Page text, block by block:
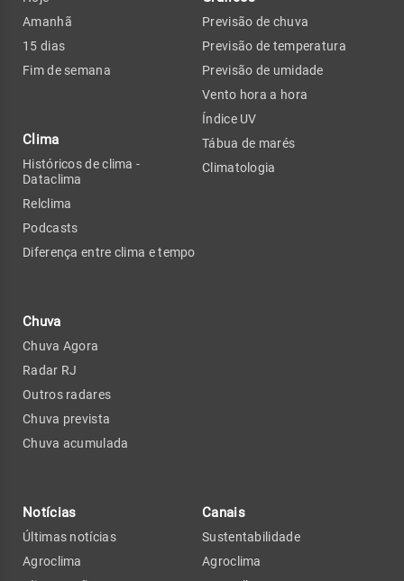
Amanhã
15 dias
Fim de semana
Clima
Históricos de clima -
Dataclima
Relclima
Podcasts
Diferença entre clima e tempo
Chuva
Chuva Agora
Radar RJ
Outros radares
Chuva prevista
Chuva acumulada
Previsão de chuva
Previsão de temperatura
Previsão de umidade
Vento hora a hora
Índice UV
Tábua de marés
Climatologia
Notícias
Últimas notícias
Agroclima
Canais
Sustentabilidade
Agroclima